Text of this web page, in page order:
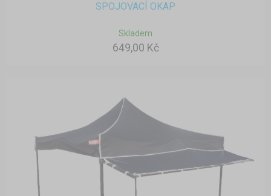
SPOJOVACÍ OKAP
Skladem
649,00 Kč